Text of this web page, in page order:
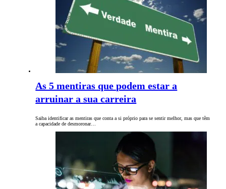
As 5 mentiras que podem estar a
arruinar a sua carreira
Saiba identificar as mentiras que conta a si próprio para se sentir melhor, mas que têm
a capacidade de desmoronar…